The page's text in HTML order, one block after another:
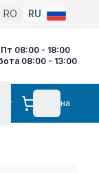
RO RU
08:00 - 18:00
08:00 - 13:00
Корзина